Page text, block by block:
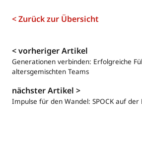
< Zurück zur Übersicht
Navigation
< vorheriger Artikel
Generationen verbinden: Erfolgreiche
altersgemischten Teams
nächster Artikel >
Impulse für den Wandel: SPOCK auf der